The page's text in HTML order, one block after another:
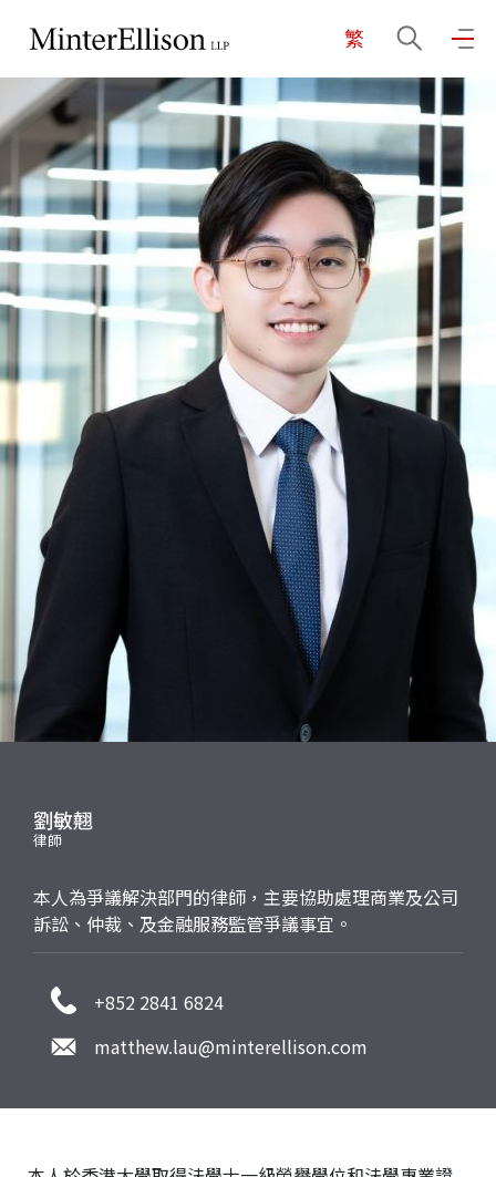
繁
EN 繁 简
主頁
關於我們
業務領域
我們的團隊
社區投入
應屆畢業生招聘
劉敏翹
律師
本人為爭議解決部門的律師，主要協助處理商業及公司
訴訟、仲裁、及金融服務監管爭議事宜。
+852 2841 6824
matthew.lau@minterellison.com